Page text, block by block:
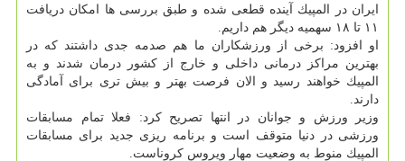
ایران در المپیك آینده قطعی شده و طبق بررسی ها امكان دریافت
۱۱ تا ۱۸ سهمیه دیگر هم داریم.
او افزود: برخی از ورزشكاران ما هم صدمه جدی داشتند كه در
بهترین مراكز درمانی داخلی و خارج از كشور درمان شدند و به
المپیك خواهند رسید و الان فرصت بهتر و بیش تری برای آمادگی
دارند.
وزیر ورزش و جوانان در انتها تصریح كرد: فعلا تمام مسابقات
ورزشی در دنیا متوقف است و برنامه ریزی جدید برای مسابقات
المپیك منوط به وضعیت مهار ویروس كروناست.